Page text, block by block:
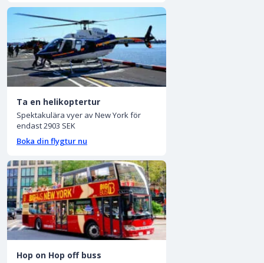
Ta en helikoptertur
Spektakulära vyer av New York för
endast 2903 SEK
Boka din flygtur nu
Hop on Hop off buss